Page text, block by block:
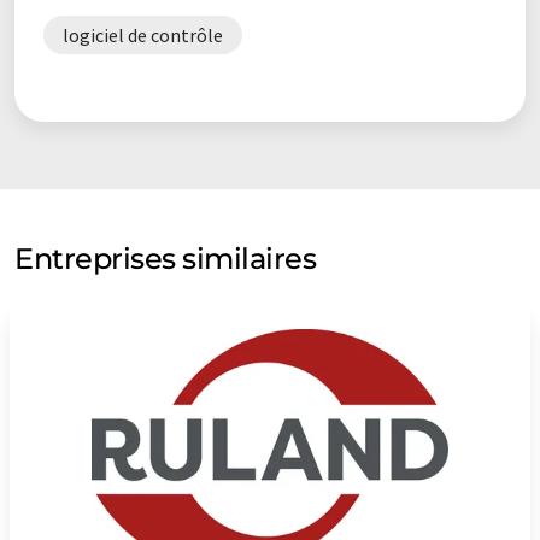
logiciel de contrôle
Entreprises similaires